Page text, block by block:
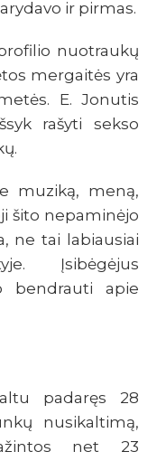
ir pirmas.
nuotraukų
mergaitės yra
E. Jonutis
rašyti sekso
muziką, meną,
šito nepaminėjo
ne tai labiausiai
Įsibėgėjus
bendrauti apie
padaręs 28
nusikaltimą,
net 23